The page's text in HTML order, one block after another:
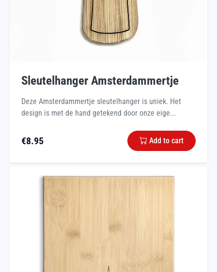
Sleutelhanger Amsterdammertje
Deze Amsterdammertje sleutelhanger is uniek. Het
design is met de hand getekend door onze eige...
€8.95 Add to cart